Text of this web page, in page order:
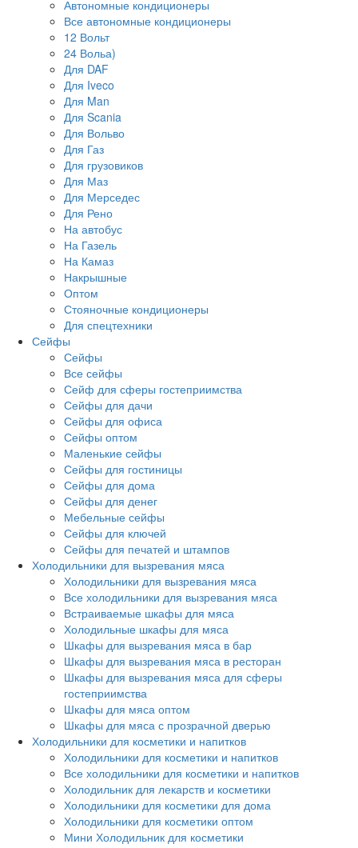
Автономные кондиционеры
Все автономные кондиционеры
12 Вольт
24 Вольа)
Для DAF
Для Iveco
Для Man
Для Scania
Для Вольво
Для Газ
Для грузовиков
Для Маз
Для Мерседес
Для Рено
На автобус
На Газель
На Камаз
Накрышные
Оптом
Стояночные кондиционеры
Для спецтехники
Сейфы
Сейфы
Все сейфы
Сейф для сферы гостеприимства
Сейфы для дачи
Сейфы для офиса
Сейфы оптом
Маленькие сейфы
Сейфы для гостиницы
Сейфы для дома
Сейфы для денег
Мебельные сейфы
Сейфы для ключей
Сейфы для печатей и штампов
Холодильники для вызревания мяса
Холодильники для вызревания мяса
Все холодильники для вызревания мяса
Встраиваемые шкафы для мяса
Холодильные шкафы для мяса
Шкафы для вызревания мяса в бар
Шкафы для вызревания мяса в ресторан
Шкафы для вызревания мяса для сферы
гостеприимства
Шкафы для мяса оптом
Шкафы для мяса с прозрачной дверью
Холодильники для косметики и напитков
Холодильники для косметики и напитков
Все холодильники для косметики и напитков
Холодильник для лекарств и косметики
Холодильники для косметики для дома
Холодильники для косметики оптом
Мини Холодильник для косметики